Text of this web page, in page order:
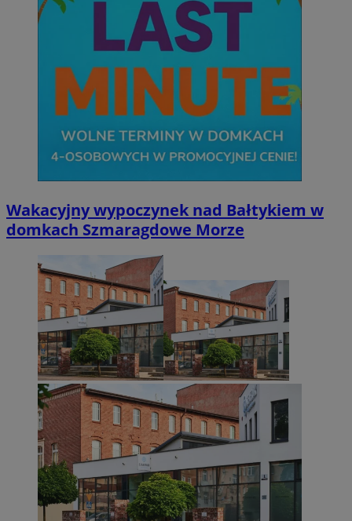
Wakacyjny wypoczynek nad Bałtykiem w
domkach Szmaragdowe Morze